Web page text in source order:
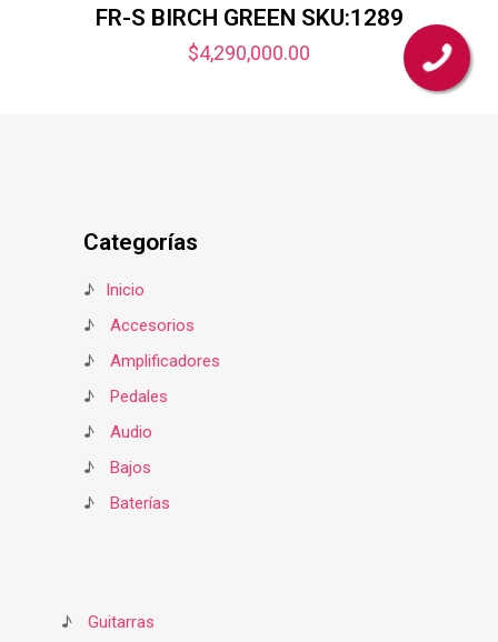
FR-S BIRCH GREEN SKU:1289
$4,290,000.00
Categorías
♪
Inicio
♪
Accesorios
♪
Amplificadores
♪
Pedales
♪
Audio
♪
Bajos
♪
Baterías
♪
Guitarras